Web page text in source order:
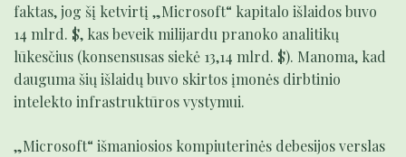
faktas, jog šį ketvirtį „Microsoft“ kapitalo išlaidos buvo
14 mlrd. $, kas beveik milijardu pranoko analitikų
lūkesčius (konsensusas siekė 13,14 mlrd. $). Manoma, kad
dauguma šių išlaidų buvo skirtos įmonės dirbtinio
intelekto infrastruktūros vystymui.
„Microsoft“ išmaniosios kompiuterinės debesijos verslas